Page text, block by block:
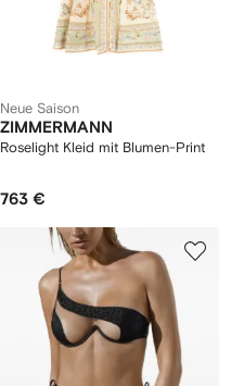
Neue Saison
ZIMMERMANN
Roselight Kleid mit Blumen-Print
763 €